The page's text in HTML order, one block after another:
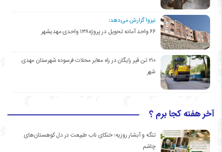
نیزوا گزارش می‌دهد؛
۶۶ واحد آماده تحویل در پروژه۱۳۸ واحدی مهدیشهر
۲۱۰ تن قیر رایگان در راه معابر محلات فرسوده شهرستان مهدی
شهر
آخر هفته کجا برم ؟
تنگه و آبشار روزیه؛ خنکای ناب طبیعت در دل کوهستان‌های
چاشم